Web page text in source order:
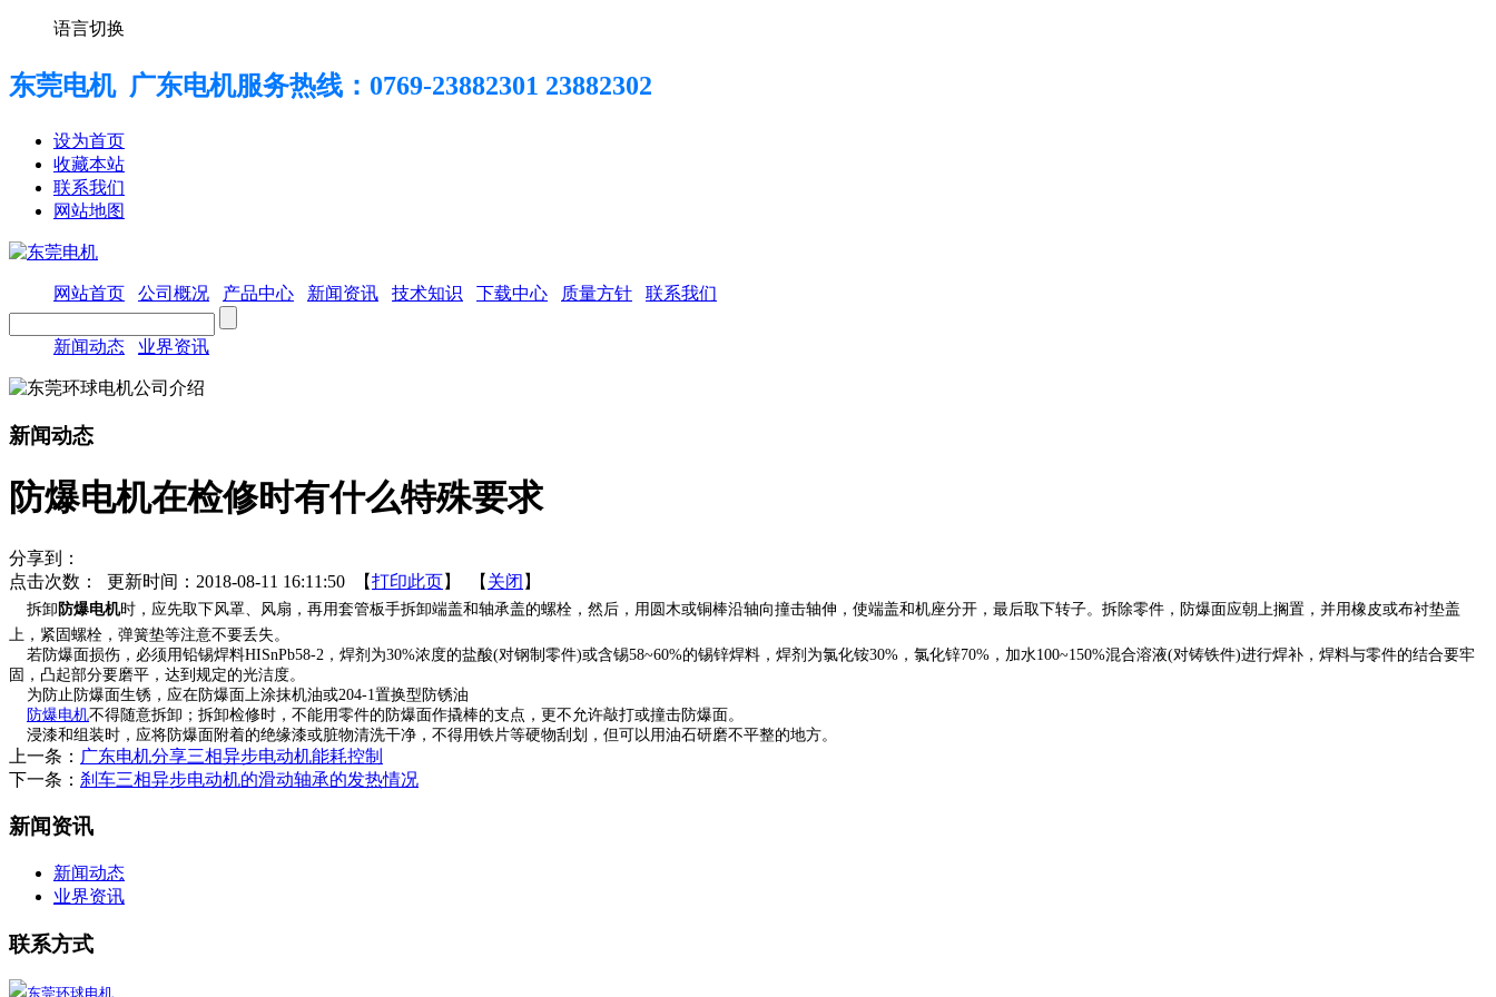
语言切换
东莞电机 广东电机服务热线： 0769-23882301 23882302
设为首页
收藏本站
联系我们
网站地图
网站首页 公司概况 产品中心 新闻资讯 技术知识 下载中心 质量方针 联系我们
新闻动态 业界资讯
新闻动态
防爆电机在检修时有什么特殊要求
分享到：
点击次数：
更新时间：2018-08-11 16:11:50 【打印此页】 【 关闭 】
拆卸 防爆电机时，应先取下风罩、风扇，再用套管板手拆卸端盖和轴承盖的螺栓，然后，用圆木或铜棒沿轴向撞击轴伸，使端盖和机座分开，最后取下转子。拆除零件，防爆面应朝上搁置，并用橡皮或布衬垫盖
上，紧固螺栓，弹簧垫等注意不要丢失。
若防爆面损伤，必须用铅锡焊料HISnPb58-2，焊剂为30%浓度的盐酸(对钢制零件)或含锡58~60%的锡锌焊料，焊剂为氯化铵30%，氯化锌70%，加水100~150%混合溶液(对铸铁件)进行焊补，焊料与零件的结合要牢
固，凸起部分要磨平，达到规定的光洁度。
为防止防爆面生锈，应在防爆面上涂抹机油或204-1置换型防锈油
防爆电机不得随意拆卸；拆卸检修时，不能用零件的防爆面作撬棒的支点，更不允许敲打或撞击防爆面。
浸漆和组装时，应将防爆面附着的绝缘漆或脏物清洗干净，不得用铁片等硬物刮划，但可以用油石研磨不平整的地方。
上一条： 广东电机分享三相异步电动机能耗控制
下一条： 刹车三相异步电动机的滑动轴承的发热情况
新闻资讯
新闻动态
业界资讯
联系方式